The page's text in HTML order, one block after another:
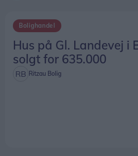
Bolighandel
Hus på Gl. Landevej i
solgt for 635.000
Ritzau Bolig